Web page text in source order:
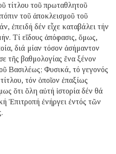
τίτλου τοῦ πρωταθλητοῦ
τοῦ ἀποκλεισμοῦ τοῦ
ἐπειδή δέν εἶχε καταβάλει τήν
Τί εἴδους ἀπόφασις, ὅμως,
διά μίαν τόσον ἀσήμαντον
τῆς βαθμολογίας ἕνα ξένον
Βασιλέως; Φυσικά, τό γεγονός
τόν ὁποῖον ἐπαξίως
ὅτι ὅλη αὐτή ἱστορία δέν θά
Ἐπιτροπή ἐνήργει ἐντός τῶν